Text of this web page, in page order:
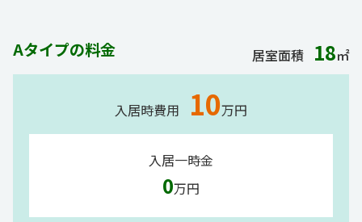
Aタイプの料金 居室面積 18㎡
入居時費用 10万円
入居一時金
0万円